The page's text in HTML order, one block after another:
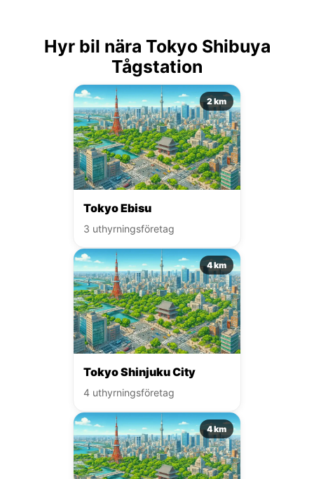
Hyr bil nära Tokyo Shibuya
Tågstation
2 km
Tokyo Ebisu
3 uthyrningsföretag
4 km
Tokyo Shinjuku City
4 uthyrningsföretag
4 km